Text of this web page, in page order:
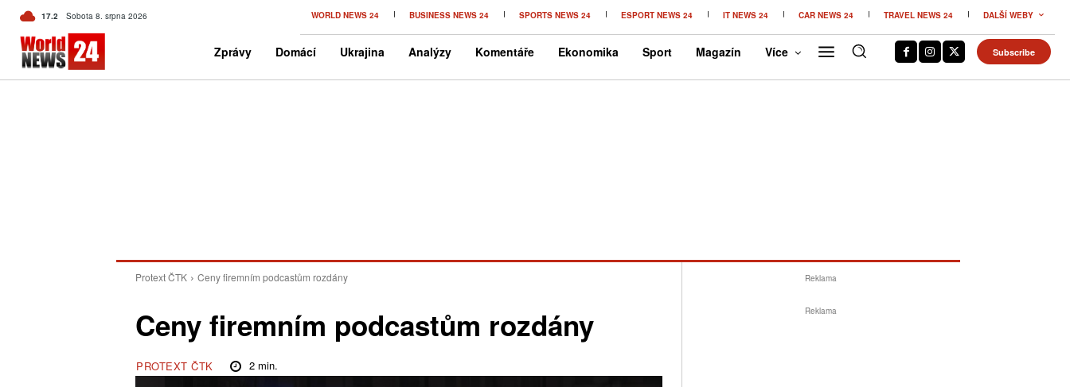
17.2 C Czech
Sobota 8. srpna 2026 WORLD NEWS 24 BUSINESS NEWS 24 SPORTS NEWS 24 ESPORT NEWS 24 IT NEWS 24 CAR NEWS 24 TRAVEL NEWS 24 DALŠÍ WEBY
Zprávy Domácí Ukrajina Analýzy Komentáře Ekonomika Sport Magazín Více Subscribe
Protext ČTK Ceny firemním podcastům rozdány
Ceny firemním podcastům rozdány
PROTEXT ČTK 2min.
Reklama
Reklama